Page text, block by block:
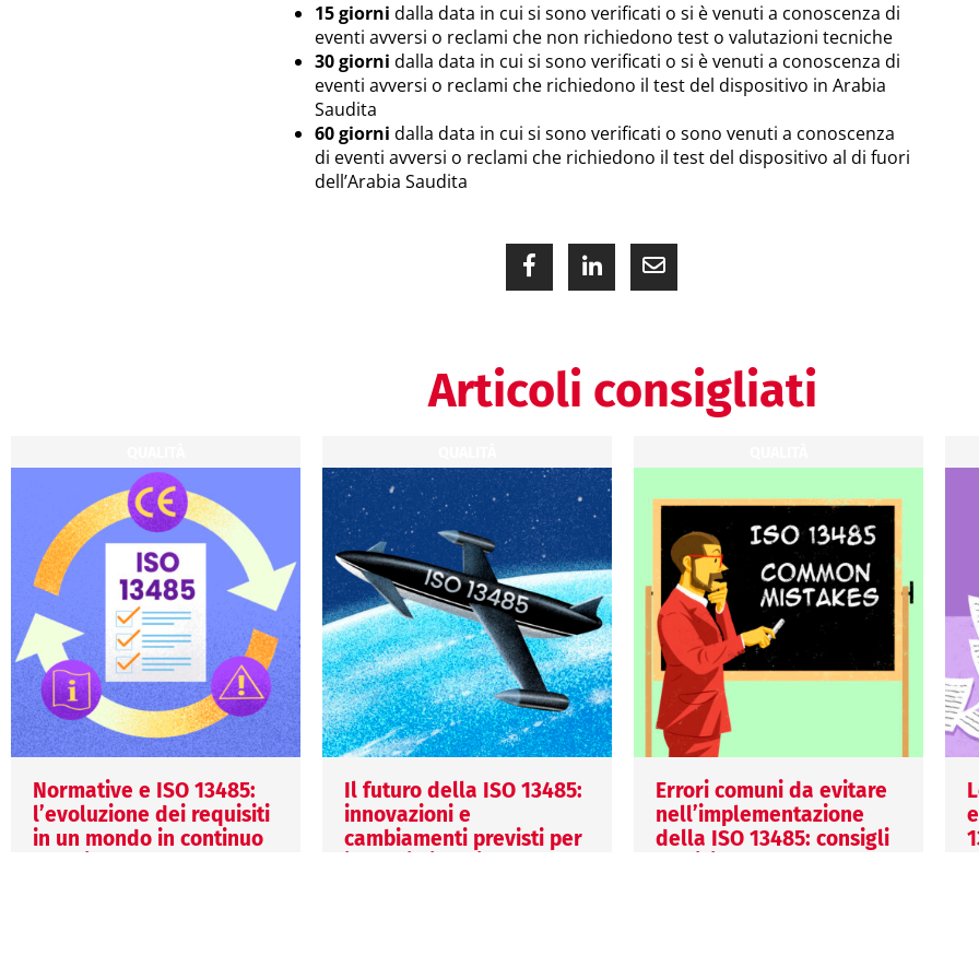
15 giorni dalla data in cui si sono verificati o si è venuti a conoscenza di
eventi avversi o reclami che non richiedono test o valutazioni tecniche
30 giorni dalla data in cui si sono verificati o si è venuti a conoscenza di
eventi avversi o reclami che richiedono il test del dispositivo in Arabia
Saudita
60 giorni dalla data in cui si sono verificati o sono venuti a conoscenza
di eventi avversi o reclami che richiedono il test del dispositivo al di fuori
dell’Arabia Saudita
Articoli consigliati
Normative e ISO 13485:
l’evoluzione dei requisiti
in un mondo in continuo
Il futuro della ISO 13485:
innovazioni e
cambiamenti previsti per
Errori comuni da evitare
nell’implementazione
della ISO 13485: consigli